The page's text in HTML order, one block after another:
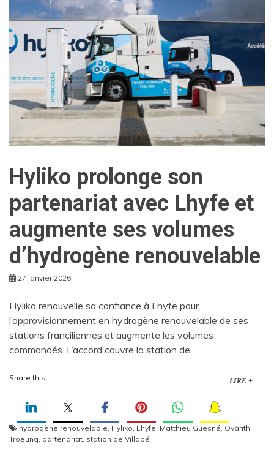
Hyliko prolonge son
partenariat avec Lhyfe et
augmente ses volumes
d’hydrogène renouvelable
27 janvier 2026
Hyliko renouvelle sa confiance à Lhyfe pour
l’approvisionnement en hydrogène renouvelable de ses
stations franciliennes et augmente les volumes
commandés. L’accord couvre la station de
Share this... LIRE +
hydrogène renouvelable, Hyliko, Lhyfe, Matthieu Guesné, Ovarith
Troeung, partenariat, station de Villabé